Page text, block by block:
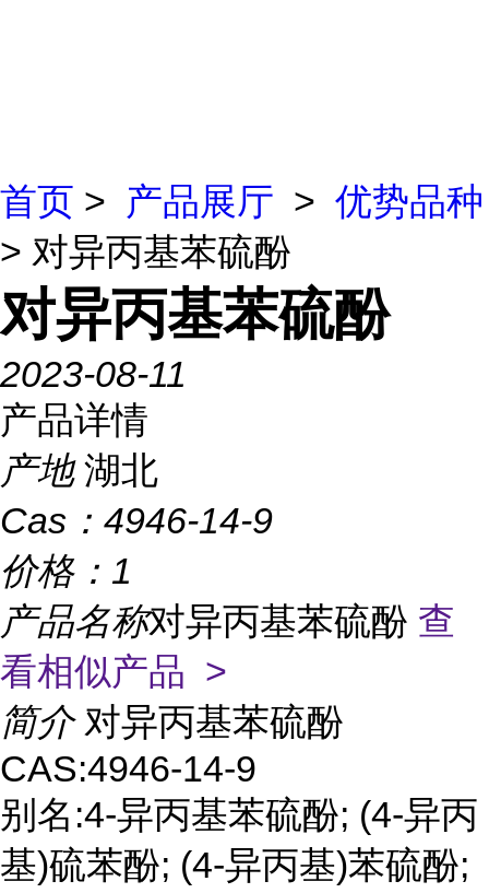
首页 > 产品展厅 > 优势品种
> 对异丙基苯硫酚
对异丙基苯硫酚
2023-08-11
产品详情
产地 湖北
Cas： 4946-14-9
价格： 1
产品名称对异丙基苯硫酚 查
看相似产品 >
简介 对异丙基苯硫酚
CAS:4946-14-9
别名:4-异丙基苯硫酚; (4-异丙
基)硫苯酚; (4-异丙基)苯硫酚;